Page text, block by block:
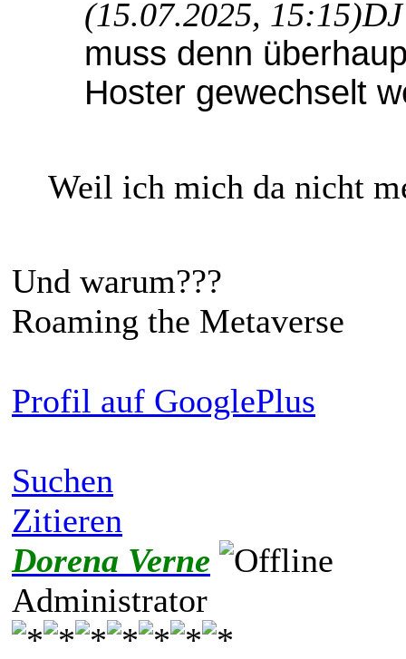
(15.07.2025, 15:15)
muss denn
Hoster gewechselt
Weil ich mich da nicht
Und warum???
Roaming the Metaverse
Profil auf GooglePlus
Suchen
Zitieren
Dorena Verne
Administrator